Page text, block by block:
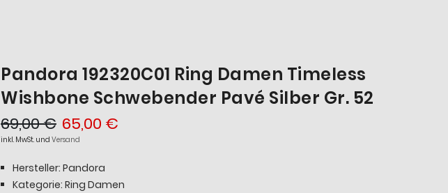
Pandora 192320C01 Ring Damen Timeless
Wishbone Schwebender Pavé Silber Gr. 52
65,00 €
69,00 €
inkl. MwSt. und Versand
Hersteller: Pandora
Kategorie: Ring Damen